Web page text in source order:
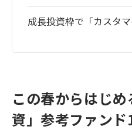
成長投資枠で「カスタ
この春からはじ
資」参考ファンド